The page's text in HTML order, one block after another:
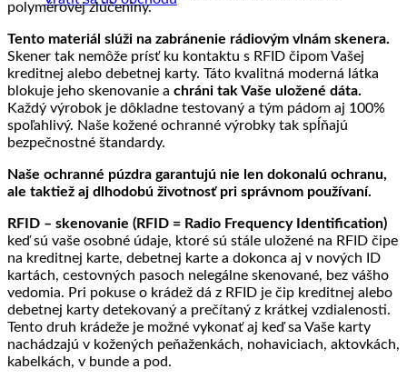
polymérovej zlúčeniny.
Tento materiál slúži na zabránenie rádiovým vlnám skenera.
Skener tak nemôže prísť ku kontaktu s RFID čipom Vašej
kreditnej alebo debetnej karty. Táto kvalitná moderná látka
blokuje jeho skenovanie a chráni tak Vaše uložené dáta.
Každý výrobok je dôkladne testovaný a tým pádom aj 100%
spoľahlivý. Naše kožené ochranné výrobky tak spĺňajú
bezpečnostné štandardy.
Naše ochranné púzdra garantujú nie len dokonalú ochranu,
ale taktiež aj dlhodobú životnosť pri správnom používaní.
RFID – skenovanie (RFID = Radio Frequency Identification)
keď sú vaše osobné údaje, ktoré sú stále uložené na RFID čipe
na kreditnej karte, debetnej karte a dokonca aj v nových ID
kartách, cestovných pasoch nelegálne skenované, bez vášho
vedomia. Pri pokuse o krádež dá z RFID je čip kreditnej alebo
debetnej karty detekovaný a prečítaný z krátkej vzdialenosti.
Tento druh krádeže je možné vykonať aj keď sa Vaše karty
nachádzajú v kožených peňaženkách, nohaviciach, aktovkách,
kabelkách, v bunde a pod.